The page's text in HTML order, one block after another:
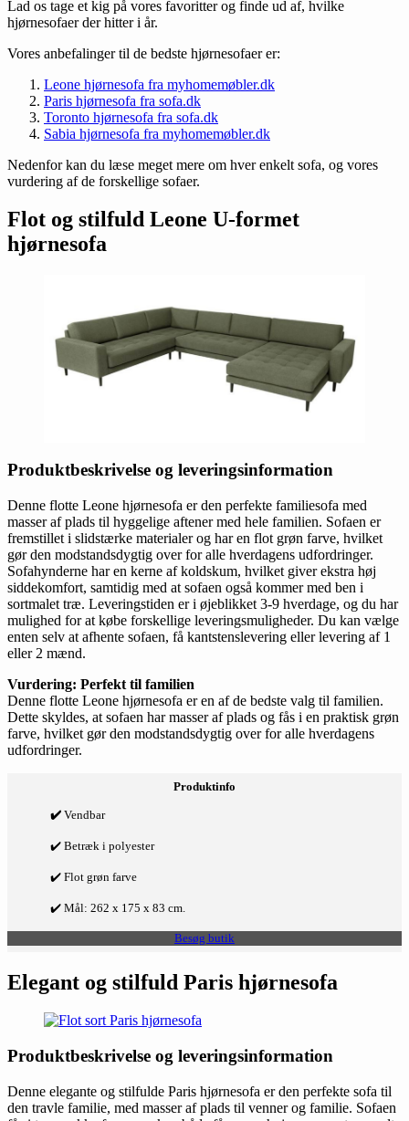
Lad os tage et kig på vores favoritter og finde ud af, hvilke
hjørnesofaer der hitter i år.
Vores anbefalinger til de bedste hjørnesofaer er:
Leone hjørnesofa fra myhomemøbler.dk
Paris hjørnesofa fra sofa.dk
Toronto hjørnesofa fra sofa.dk
Sabia hjørnesofa fra myhomemøbler.dk
Nedenfor kan du læse meget mere om hver enkelt sofa, og vores
vurdering af de forskellige sofaer.
Flot og stilfuld Leone U-formet
hjørnesofa
Produktbeskrivelse og leveringsinformation
Denne flotte Leone hjørnesofa er den perfekte familiesofa med
masser af plads til hyggelige aftener med hele familien. Sofaen er
fremstillet i slidstærke materialer og har en flot grøn farve, hvilket
gør den modstandsdygtig over for alle hverdagens udfordringer.
Sofahynderne har en kerne af koldskum, hvilket giver ekstra høj
siddekomfort, samtidig med at sofaen også kommer med ben i
sortmalet træ. Leveringstiden er i øjeblikket 3-9 hverdage, og du har
mulighed for at købe forskellige leveringsmuligheder. Du kan vælge
enten selv at afhente sofaen, få kantstenslevering eller levering af 1
eller 2 mænd.
Vurdering: Perfekt til familien
Denne flotte Leone hjørnesofa er en af de bedste valg til familien.
Dette skyldes, at sofaen har masser af plads og fås i en praktisk grøn
farve, hvilket gør den modstandsdygtig over for alle hverdagens
udfordringer.
Produktinfo
✔️ Vendbar
✔️ Betræk i polyester
✔️ Flot grøn farve
✔️ Mål: 262 x 175 x 83 cm.
Besøg butik
Elegant og stilfuld Paris hjørnesofa
Produktbeskrivelse og leveringsinformation
Denne elegante og stilfulde Paris hjørnesofa er den perfekte sofa til
den travle familie, med masser af plads til venner og familie. Sofaen